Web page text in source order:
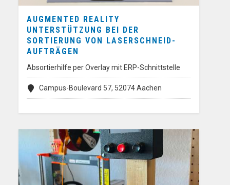
AUGMENTED REALITY
UNTERSTÜTZUNG BEI DER
SORTIERUNG VON LASERSCHNEID-
AUFTRÄGEN
Absortierhilfe per Overlay mit ERP-Schnittstelle
Campus-Boulevard 57, 52074 Aachen